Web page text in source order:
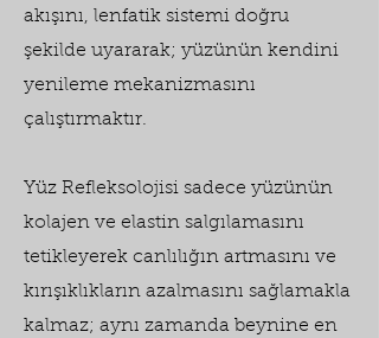
akışını, lenfatik sistemi doğru
şekilde uyararak; yüzünün kendini
yenileme mekanizmasını
çalıştırmaktır.
Yüz Refleksolojisi sadece yüzünün
kolajen ve elastin salgılamasını
tetikleyerek canlılığın artmasını ve
kırışıklıkların azalmasını sağlamakla
kalmaz; aynı zamanda beynine en